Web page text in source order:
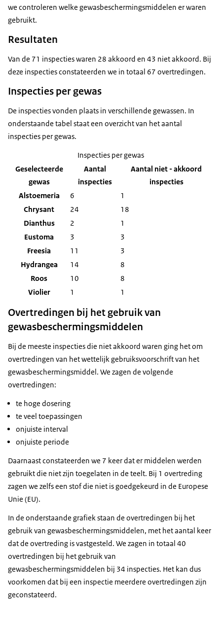
we controleren welke gewasbeschermingsmiddelen er waren
gebruikt.
Resultaten
Van de 71 inspecties waren 28 akkoord en 43 niet akkoord. Bij
deze inspecties constateerden we in totaal 67 overtredingen.
Inspecties per gewas
De inspecties vonden plaats in verschillende gewassen. In
onderstaande tabel staat een overzicht van het aantal
inspecties per gewas.
Inspecties per gewas
Geselecteerde
gewas
Aantal
inspecties
Aantal niet - akkoord
inspecties
Alstoemeria
6
1
Chrysant
24
18
Dianthus
2
1
Eustoma
3
3
Freesia
11
3
Hydrangea
14
8
Roos
10
8
Violier
1 1
Overtredingen bij het gebruik van
gewasbeschermingsmiddelen
Bij de meeste inspecties die niet akkoord waren ging het om
overtredingen van het wettelijk gebruiksvoorschrift van het
gewasbeschermingsmiddel. We zagen de volgende
overtredingen:
te hoge dosering
te veel toepassingen
onjuiste interval
onjuiste periode
Daarnaast constateerden we 7 keer dat er middelen werden
gebruikt die niet zijn toegelaten in de teelt. Bij 1 overtreding
zagen we zelfs een stof die niet is goedgekeurd in de Europese
Unie (EU).
In de onderstaande grafiek staan de overtredingen bij het
gebruik van gewasbeschermingsmiddelen, met het aantal keer
dat de overtreding is vastgesteld. We zagen in totaal 40
overtredingen bij het gebruik van
gewasbeschermingsmiddelen bij 34 inspecties. Het kan dus
voorkomen dat bij een inspectie meerdere overtredingen zijn
geconstateerd.